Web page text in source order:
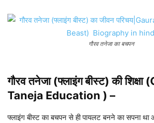
गौरव तनेजा का बचपन
गौरव तनेजा (फ्लाइंग बीस्ट) की
Taneja Education ) –
फ्लाइंग बीस्ट का बचपन से ही पायलट बनने का सपना था